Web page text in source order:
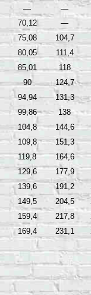
— —
70,12 —
75,08 104,7
80,05 111,4
85,01 118
90 124,7
94,94 131,3
99,86 138
104,8 144,6
109,8 151,3
119,8 164,6
129,6 177,9
139,6 191,2
149,5 204,5
159,4 217,8
169,4 231,1